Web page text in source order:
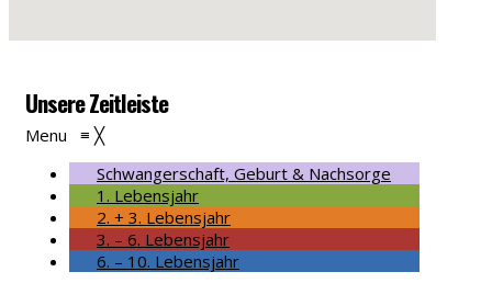
Unsere Zeitleiste
Menu ≡ ╳
Schwangerschaft, Geburt & Nachsorge
1. Lebensjahr
2. + 3. Lebensjahr
3. – 6. Lebensjahr
6. – 10. Lebensjahr